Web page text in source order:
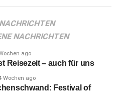
NACHRICHTEN
ago
Reisezeit – auch für uns
Wochen ago
Festival of